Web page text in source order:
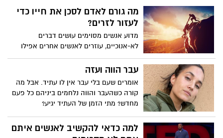
מה גורם לאדם לסכן את חייו כדי
לעזור לזרים?
מדוע אנשים מסוימים עושים דברים
לא-אנוכיים, עוזרים לאנשים אחרים אפילו
כשהדבר מסכן את חייהם? הפסיכולוגית
החוקרת אביגיל מארש חוקרת את המניעים
קיצוניים, כמו תרומת כליה לזר מוחלט. האם
המוחות שלהם פשוט שונים?
עבר הווה ועזה
אומרים שעם בלי עבר אין לו עתיד. אבל מה
קורה כשהעבר והווה נלחמים ביניהם כל פעם
מחדש? מתי הזמן של העתיד יגיע?
למה כדאי להקשיב לאנשים איתם